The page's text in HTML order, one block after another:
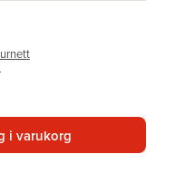
i varukorg